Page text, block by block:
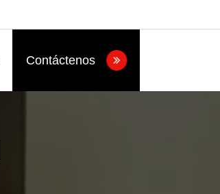
Contáctenos